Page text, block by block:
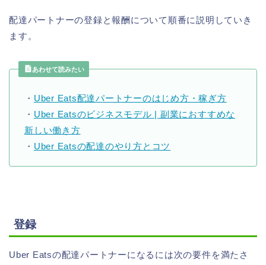
配達パートナーの登録と報酬について順番に説明していき
ます。
あわせて読みたい
・ Uber Eats配達パートナーのはじめ方・稼ぎ方
・ Uber Eatsのビジネスモデル | 副業におすすめな
新しい働き方
・ Uber Eatsの配達のやり方とコツ
登録
Uber Eatsの配達パートナーになるには次の要件を満たさ